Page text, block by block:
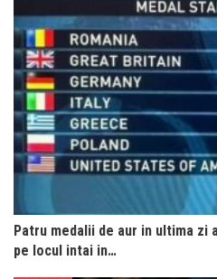
Patru medalii de aur in ultima zi
pe locul intai in…